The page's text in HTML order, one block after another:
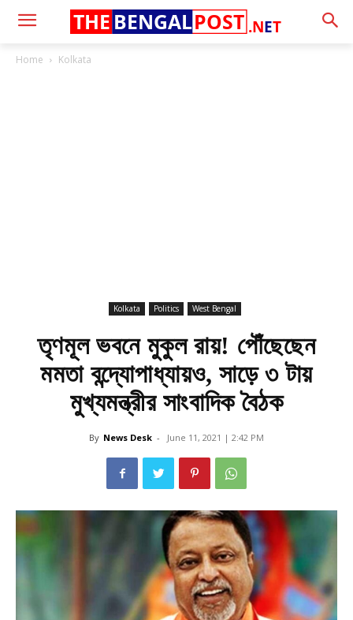
.NET
THE BENGALPOST
Home Kolkata
Kolkata Politics West Bengal
তৃণমূল ভবনে মুকুল রায়! পৌঁছেছেন
মমতা বন্দ্যোপাধ্যায়ও, সাড়ে ৩ টায়
মুখ্যমন্ত্রীর সাংবাদিক বৈঠক
By News Desk - June 11, 2021 | 2:42 PM